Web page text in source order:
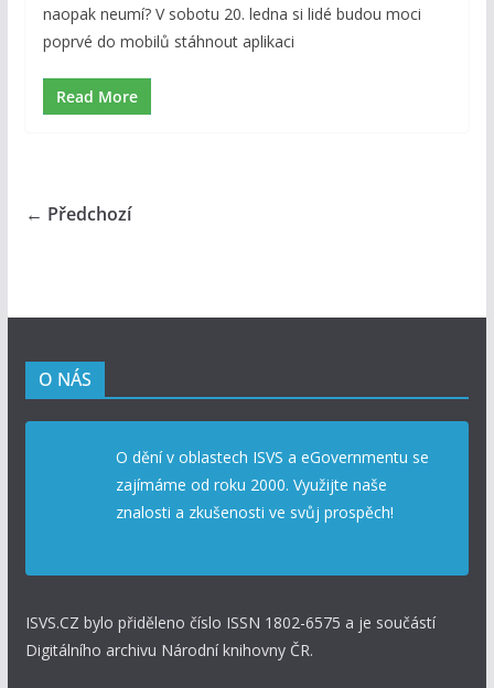
naopak neumí? V sobotu 20. ledna si lidé budou moci
poprvé do mobilů stáhnout aplikaci
Read More
← Předchozí
O NÁS
O dění v oblastech ISVS a eGovernmentu se
zajímáme od roku 2000. Využijte naše
znalosti a zkušenosti ve svůj prospěch!
ISVS.CZ bylo přiděleno číslo ISSN 1802-6575 a je součástí
Digitálního archivu Národní knihovny ČR.